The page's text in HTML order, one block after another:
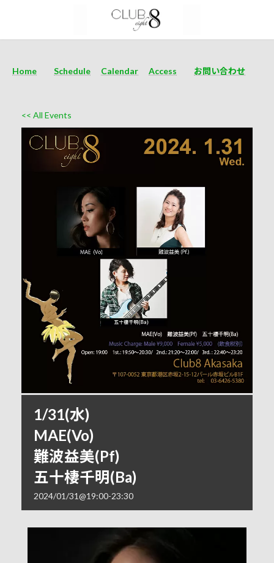
Home Schedule Calendar Access お問い合わせ
<< All Events
1/31(水)
MAE(Vo)
難波益美(Pf)
五十棲千明(Ba)
2024/01/31@19:00-23:30